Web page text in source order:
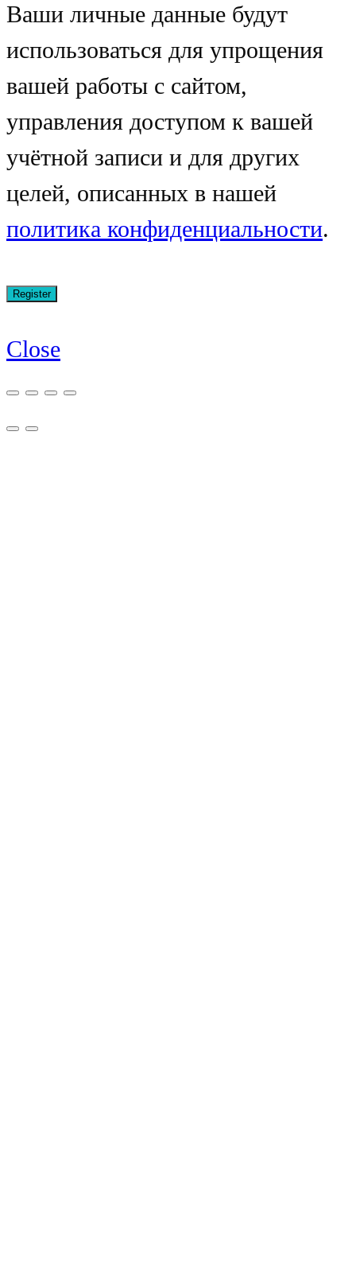
Ваши личные данные будут
использоваться для упрощения
вашей работы с сайтом,
управления доступом к вашей
учётной записи и для других
целей, описанных в нашей
политика конфиденциальности.
Close